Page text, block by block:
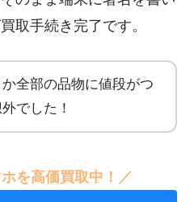
取手続き完了です。
全部の品物に値段がつ
でした！
を高価買取中！／